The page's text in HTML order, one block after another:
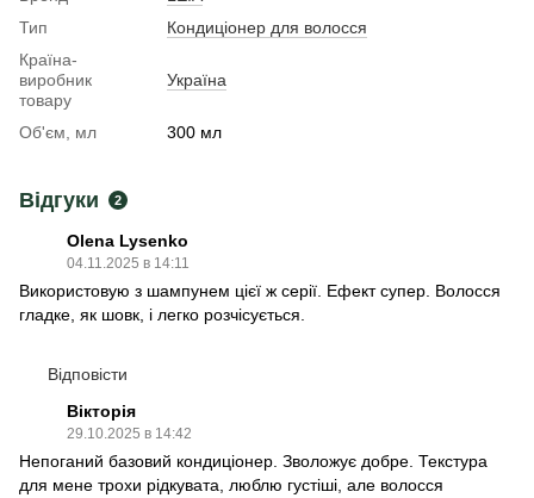
Тип
Кондиціонер для волосся
Країна-
виробник
товару
Україна
Об'єм, мл 300 мл
Відгуки 2
Olena Lysenko
04.11.2025 в 14:11
Використовую з шампунем цієї ж серії. Ефект супер. Волосся
гладке, як шовк, і легко розчісується.
Відповісти
Вікторія
29.10.2025 в 14:42
Непоганий базовий кондиціонер. Зволожує добре. Текстура
для мене трохи рідкувата, люблю густіші, але волосся